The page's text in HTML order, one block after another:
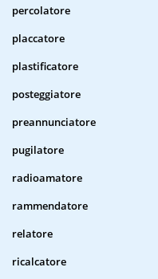
percolatore
placcatore
plastificatore
posteggiatore
preannunciatore
pugilatore
radioamatore
rammendatore
relatore
ricalcatore